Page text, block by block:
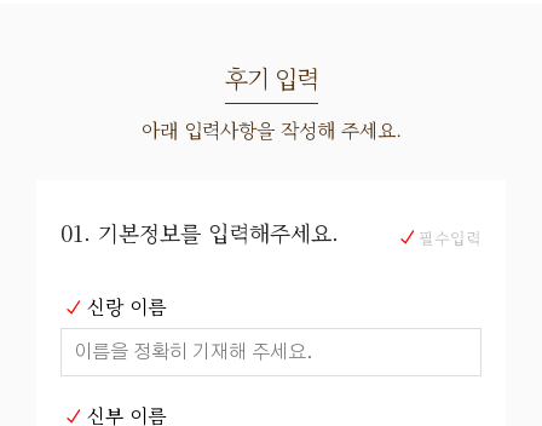
후기 입력
아래 입력사항을 작성해 주세요.
01. 기본정보를 입력해주세요. 필수입력
신랑 이름
신부 이름